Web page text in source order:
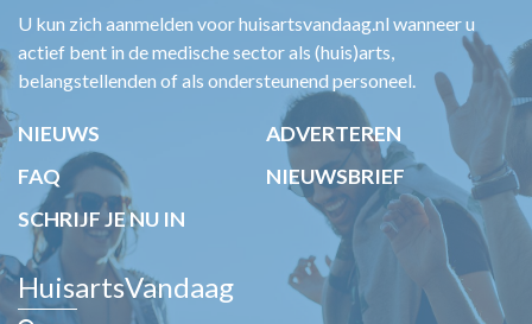
U kun zich aanmelden voor huisartsvandaag.nl wanneer u
actief bent in de medische sector als (huis)arts,
belangstellenden of als ondersteunend personeel.
NIEUWS
ADVERTEREN
FAQ
NIEUWSBRIEF
SCHRIJF JE NU IN
HuisartsVandaag